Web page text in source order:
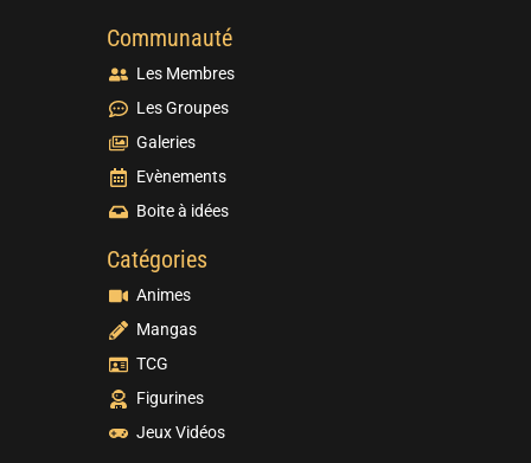
Communauté
Les Membres
Les Groupes
Galeries
Evènements
Boite à idées
Catégories
Animes
Mangas
TCG
Figurines
Jeux Vidéos